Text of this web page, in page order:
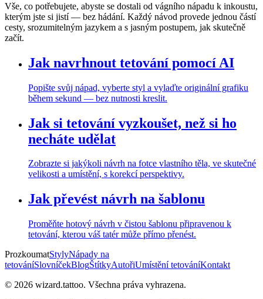
Vše, co potřebujete, abyste se dostali od vágního nápadu k inkoustu,
kterým jste si jistí — bez hádání. Každý návod provede jednou částí
cesty, srozumitelným jazykem a s jasným postupem, jak skutečně
začít.
Jak navrhnout tetování pomocí AI
Popište svůj nápad, vyberte styl a vylaďte originální grafiku
během sekund — bez nutnosti kreslit.
Jak si tetování vyzkoušet, než si ho
necháte udělat
Zobrazte si jakýkoli návrh na fotce vlastního těla, ve skutečné
velikosti a umístění, s korekcí perspektivy.
Jak převést návrh na šablonu
Proměňte hotový návrh v čistou šablonu připravenou k
tetování, kterou váš tatér může přímo přenést.
ProzkoumatStylyNápady na
tetováníSlovníčekBlogŠtítkyAutořiUmístění tetováníKontakt
© 2026 wizard.tattoo. Všechna práva vyhrazena.